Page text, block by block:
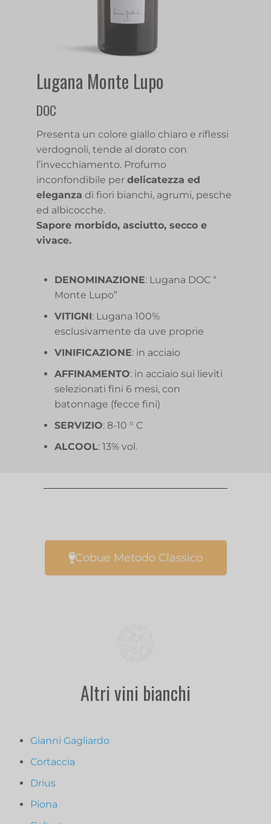
Lugana Monte Lupo
DOC
Presenta un colore giallo chiaro e riflessi
verdognoli, tende al dorato con
l’invecchiamento. Profumo
inconfondibile per delicatezza ed
eleganza di fiori bianchi, agrumi, pesche
ed albicocche.
Sapore morbido, asciutto, secco e
vivace.
DENOMINAZIONE: Lugana DOC “
Monte Lupo”
VITIGNI: Lugana 100%
esclusivamente da uve proprie
VINIFICAZIONE: in acciaio
AFFINAMENTO: in acciaio sui lieviti
selezionati fini 6 mesi, con
batonnage (fecce fini)
SERVIZIO: 8-10 ° C
ALCOOL: 13% vol.
Cobue Metodo Classico
Altri vini bianchi
Gianni Gagliardo
Cortaccia
Drius
Piona